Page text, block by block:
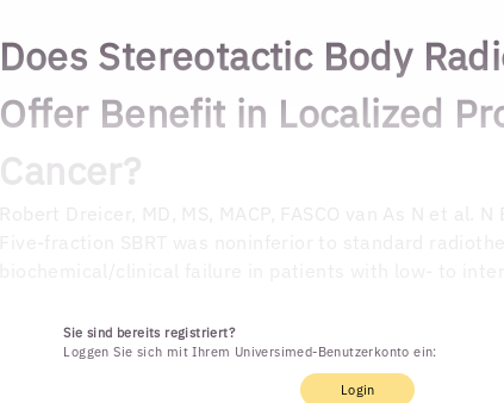
Does Stereotactic Body
Offer Benefit in Localized
Cancer?
Sie sind bereits registriert?
Loggen Sie sich mit Ihrem Universimed-Benutzerkonto ein:
Login